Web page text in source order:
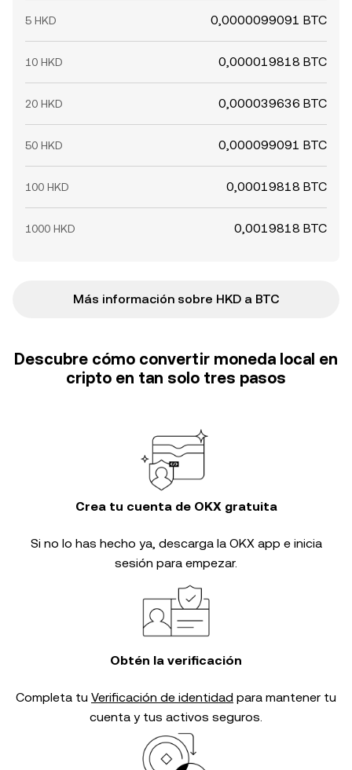
5 HKD 0,0000099091 BTC
10 HKD 0,000019818 BTC
20 HKD 0,000039636 BTC
50 HKD 0,000099091 BTC
100 HKD 0,00019818 BTC
1000 HKD 0,0019818 BTC
Más información sobre HKD a BTC
Descubre cómo convertir moneda local en
cripto en tan solo tres pasos
Crea tu cuenta de OKX gratuita
Si no lo has hecho ya, descarga la OKX app e inicia
sesión para empezar.
Obtén la verificación
Completa tu Verificación de identidad para mantener tu
cuenta y tus activos seguros.